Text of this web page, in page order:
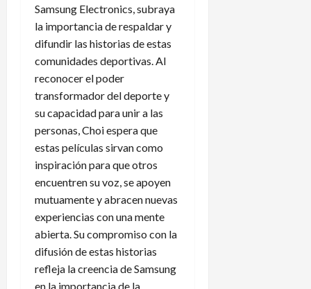
Samsung Electronics, subraya
la importancia de respaldar y
difundir las historias de estas
comunidades deportivas. Al
reconocer el poder
transformador del deporte y
su capacidad para unir a las
personas, Choi espera que
estas películas sirvan como
inspiración para que otros
encuentren su voz, se apoyen
mutuamente y abracen nuevas
experiencias con una mente
abierta. Su compromiso con la
difusión de estas historias
refleja la creencia de Samsung
en la importancia de la